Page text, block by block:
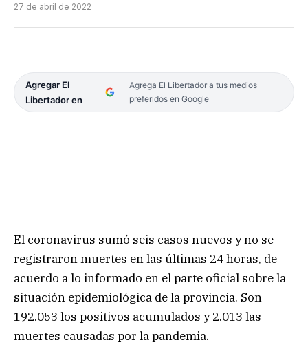
27 de abril de 2022
Agregar El
Libertador en
Agrega El Libertador a tus medios
preferidos en Google
El coronavirus sumó seis casos nuevos y no se
registraron muertes en las últimas 24 horas, de
acuerdo a lo informado en el parte oficial sobre la
situación epidemiológica de la provincia. Son
192.053 los positivos acumulados y 2.013 las
muertes causadas por la pandemia.